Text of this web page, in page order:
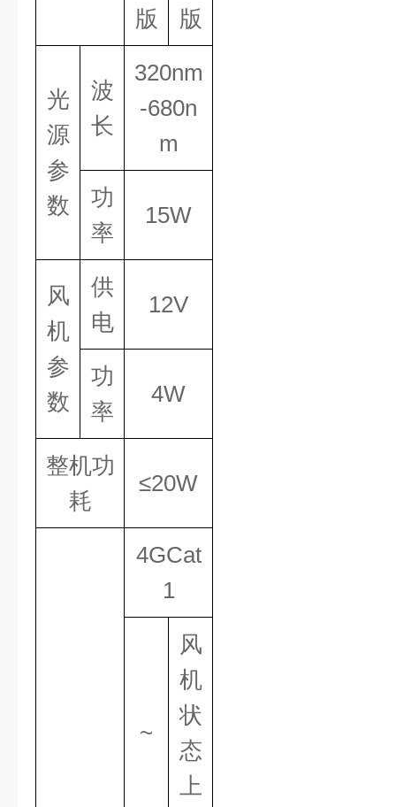
版
版
光
源
参
数
波
长
320nm
-680n
m
功
率
15W
风
机
参
数
供
电
12V
功
率
4W
整机功
耗
≤20W
4GCat
1
~
风
机
状
态
上